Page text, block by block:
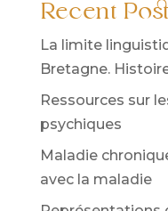
Recent
La limite
Bretagne.
Ressources sur
psychiques
Maladie
avec la maladie